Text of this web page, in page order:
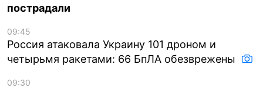
пострадали
09:45
Россия атаковала Украину 101 дроном и
четырьмя ракетами: 66 БпЛА обезврежены
09:30